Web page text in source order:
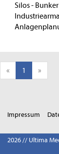
Silos - Bunker
« 1 »
Impressum
2026 // Ultima